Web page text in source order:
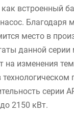
как встроенный
Благодаря
место в
данной
на изменения
серии
2150 кВт.